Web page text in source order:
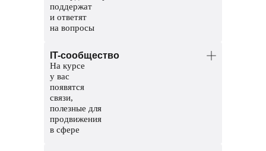
поддержат
и ответят
на вопросы
Помогут разобраться в темах и
проверят домашние задания.
Координаторы — команда заботы
о студентах. Решат организационные
вопросы, поддержат и помогут пройти
обучение до конца.
IT-сообщество
На курсе
у вас
появятся
связи,
полезные для
продвижения
в сфере